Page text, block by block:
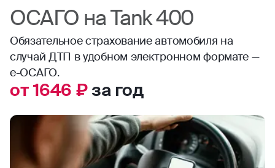
ОСАГО на Tank 400
Обязательное страхование автомобиля на
случай ДТП в удобном электронном формате —
е-ОСАГО.
от 1646 ₽за год